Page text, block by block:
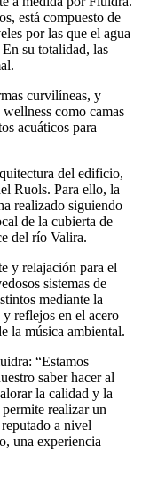
está compuesto de
por las que el agua
su totalidad, las
curvilíneas, y
como camas
acuáticos para
del edificio,
Ruols. Para ello, la
realizado siguiendo
de la cubierta de
del río Valira.
y relajación para el
sistemas de
mediante la
reflejos en el acero
la música ambiental.
“Estamos
saber hacer al
la calidad y la
realizar un
a nivel
una experiencia